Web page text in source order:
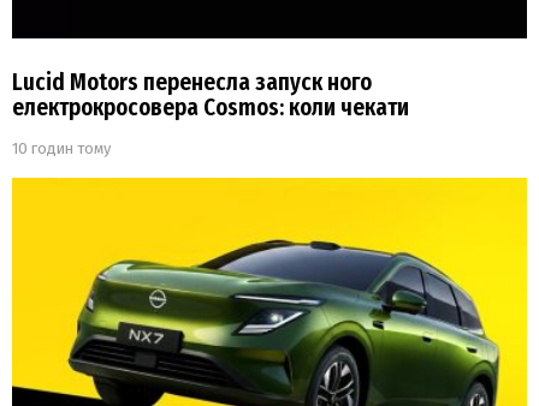
Lucid Motors перенесла запуск ного
електрокросовера Cosmos: коли чекати
10 годин тому